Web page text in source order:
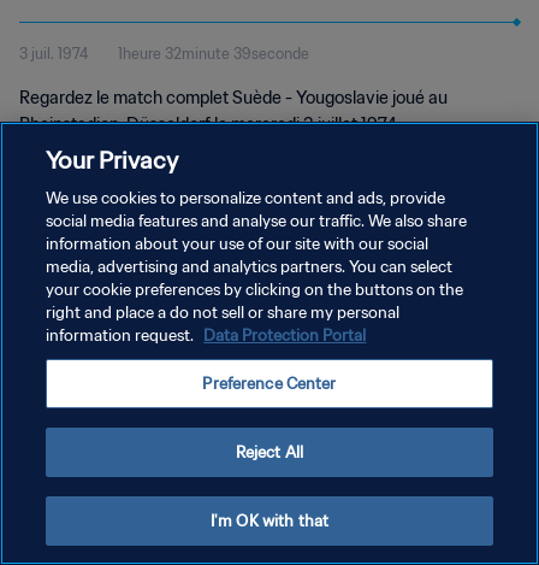
Allemagne 1974™ | Match complet
3 juil. 1974 1heure 32minute 39seconde
Regardez le match complet Suède - Yougoslavie joué au
Rheinstadion, Düsseldorf le mercredi 3 juillet 1974.
POLITIQUE DE CONFIDENTIALITÉ
CONDITIONS D'UTILISATION
GÉRER VOS PRÉFÉRENCES SUR LES COOKIES
Your Privacy
We use cookies to personalize content and ads, provide
social media features and analyse our traffic. We also share
information about your use of our site with our social
media, advertising and analytics partners. You can select
your cookie preferences by clicking on the buttons on the
right and place a do not sell or share my personal
information request. Data Protection Portal
Preference Center
Reject All
I'm OK with that